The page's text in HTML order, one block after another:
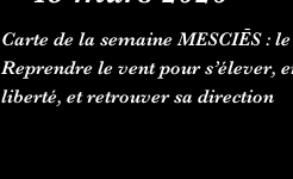
Carte de la semaine MESCIĒS :
Reprendre le vent pour s’élever,
liberté, et retrouver sa direction